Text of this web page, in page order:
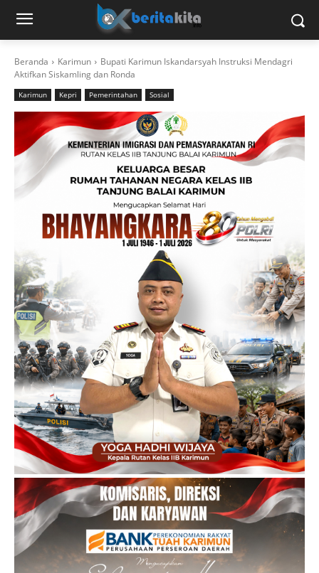
Beranda Karimun
Bupati Karimun Iskandarsyah Instruksi Mendagri
Aktifkan Siskamling dan Ronda
Karimun Kepri Pemerintahan Sosial